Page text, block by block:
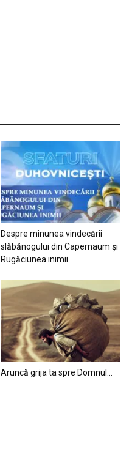
Despre minunea vindecării
slăbănogului din Capernaum și
Rugăciunea inimii
Aruncă grija ta spre Domnul…